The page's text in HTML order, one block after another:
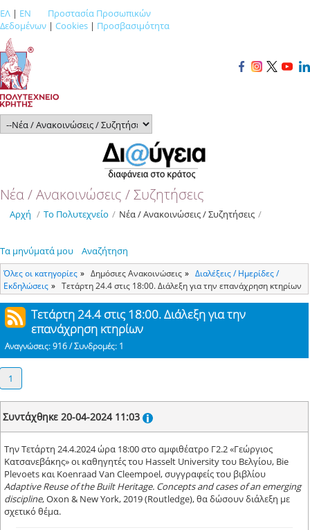
ΕΛ | EN
Προστασία Προσωπικών
Δεδομένων | Cookies | Προσβασιμότητα
Νέα / Ανακοινώσεις / Συζητήσεις
Αρχή / Το Πολυτεχνείο / Νέα / Ανακοινώσεις / Συζητήσεις /
Τα μηνύματά μου Αναζήτηση
Όλες οι κατηγορίες Δημόσιες Ανακοινώσεις
Διαλέξεις / Ημερίδες /
Εκδηλώσεις
Τετάρτη 24.4 στις 18:00. Διάλεξη για την επανάχρηση κτηρίων
Τετάρτη 24.4 στις 18:00. Διάλεξη για την
επανάχρηση κτηρίων
Αναγνώσεις: 916 / Συνδρομές: 1
1
Συντάχθηκε 20-04-2024 11:03
Την Τετάρτη 24.4.2024 ώρα 18:00 στο αμφιθέατρο Γ2.2 «Γεώργιος
Κατσανεβάκης» οι καθηγητές του Hasselt University του Βελγίου, Bie
Plevoets και Koenraad Van Cleempoel, συγγραφείς του βιβλίου
Adaptive Reuse of the Built Heritage. Concepts and cases of an emerging
discipline, Oxon & New York, 2019 (Routledge), θα δώσουν διάλεξη με
σχετικό θέμα.